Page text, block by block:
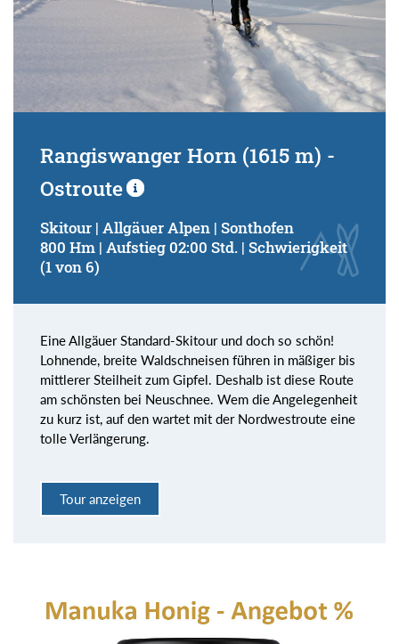
Rangiswanger Horn (1615 m) -
Ostroute
Skitour | Allgäuer Alpen | Sonthofen
800 Hm | Aufstieg 02:00 Std. | Schwierigkeit
(1 von 6)
Eine Allgäuer Standard-Skitour und doch so schön!
Lohnende, breite Waldschneisen führen in mäßiger bis
mittlerer Steilheit zum Gipfel. Deshalb ist diese Route
am schönsten bei Neuschnee. Wem die Angelegenheit
zu kurz ist, auf den wartet mit der Nordwestroute eine
tolle Verlängerung.
Tour anzeigen